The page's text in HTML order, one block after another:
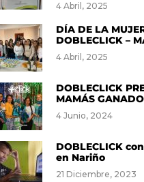
4 Abril, 2025
DÍA DE LA
DOBLECLICK –
4 Abril, 2025
DOBLECLICK
MAMÁS
4 Junio, 2024
DOBLECLICK
en Nariño
21 Diciembre, 2023